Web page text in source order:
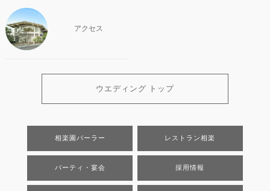
アクセス
ウエディング トップ
相楽園パーラー レストラン相楽
パーティ・宴会 採用情報